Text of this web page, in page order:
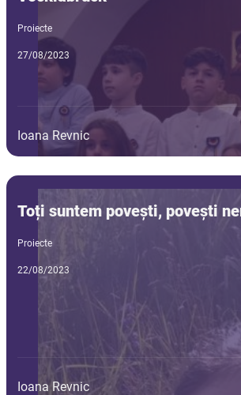
Proiecte
27/08/2023
Ioana Revnic
Toți suntem povești, povești
Proiecte
22/08/2023
Ioana Revnic